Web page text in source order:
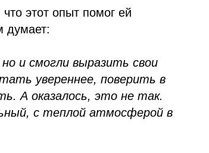
этот опыт помог ей
думает:
и смогли выразить свои
увереннее, поверить в
А оказалось, это не так.
с теплой атмосферой в